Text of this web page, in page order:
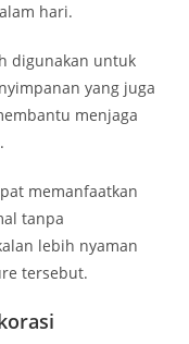
hari.
digunakan untuk
yang juga
menjaga
memanfaatkan
tanpa
lebih nyaman
tersebut.